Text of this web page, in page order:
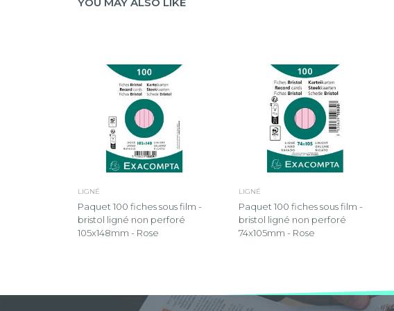
LIGNÉ
Paquet 100 fiches sous film -
bristol ligné non perforé
105x148mm - Rose
LIGNÉ
Paquet 100 fiches sous film -
bristol ligné non perforé
74x105mm - Rose